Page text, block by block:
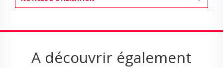
A découvrir également